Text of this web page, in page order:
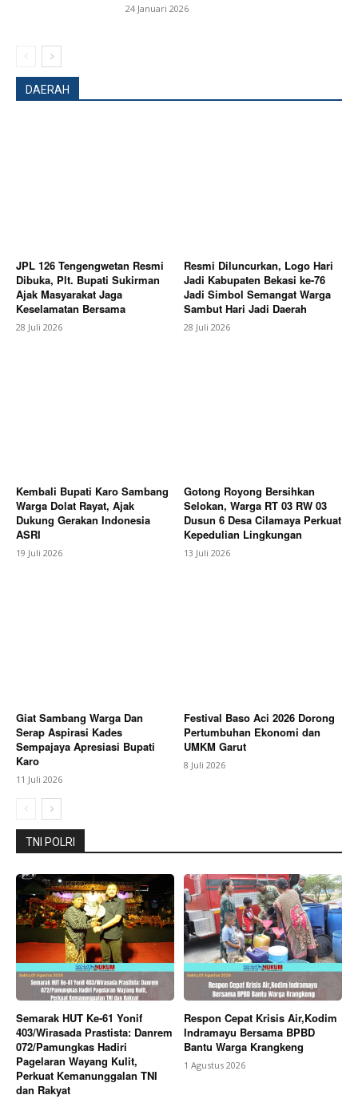
Berita Lainnya
Anggaran Hibah KONI TA 2024 2025
24 Januari 2026
DAERAH
JPL 126 Tengengwetan Resmi
Dibuka, Plt. Bupati Sukirman
Ajak Masyarakat Jaga
Keselamatan Bersama
28 Juli 2026
Resmi Diluncurkan, Logo Hari
Jadi Kabupaten Bekasi ke-76
Jadi Simbol Semangat Warga
Sambut Hari Jadi Daerah
28 Juli 2026
Kembali Bupati Karo Sambang
Warga Dolat Rayat, Ajak
Dukung Gerakan Indonesia
ASRI
19 Juli 2026
Gotong Royong Bersihkan
Selokan, Warga RT 03 RW 03
Dusun 6 Desa Cilamaya Perkuat
Kepedulian Lingkungan
13 Juli 2026
Giat Sambang Warga Dan
Serap Aspirasi Kades
Sempajaya Apresiasi Bupati
Karo
11 Juli 2026
Festival Baso Aci 2026 Dorong
Pertumbuhan Ekonomi dan
UMKM Garut
8 Juli 2026
TNI POLRI
Semarak HUT Ke-61 Yonif
403/Wirasada Prastista: Danrem
072/Pamungkas Hadiri
Pagelaran Wayang Kulit,
Perkuat Kemanunggalan TNI
dan Rakyat
Respon Cepat Krisis Air,Kodim
Indramayu Bersama BPBD
Bantu Warga Krangkeng
1 Agustus 2026